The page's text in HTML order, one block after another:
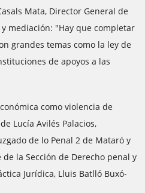
Mata, Director General de
mediación: "Hay que completar
grandes temas como la ley de
de apoyos a las
como violencia de
Lucía Avilés Palacios,
de lo Penal 2 de Mataró y
la Sección de Derecho penal y
Jurídica, Lluis Batlló Buxó-